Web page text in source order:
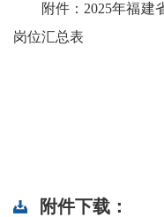
附件：2025年福建
岗位汇总表
附件下载：